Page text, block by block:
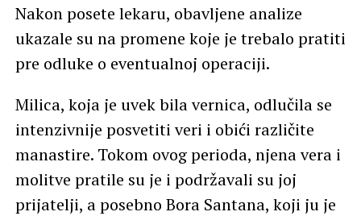
Nakon posete lekaru, obavljene analize
ukazale su na promene koje je trebalo pratiti
pre odluke o eventualnoj operaciji.
Milica, koja je uvek bila vernica, odlučila se
intenzivnije posvetiti veri i obići različite
manastire. Tokom ovog perioda, njena vera i
molitve pratile su je i podržavali su joj
prijatelji, a posebno Bora Santana, koji ju je